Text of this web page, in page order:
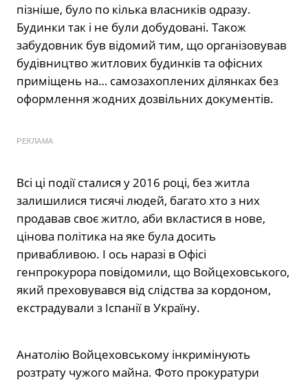
пізніше, було по кілька власників одразу.
Будинки так і не були добудовані. Також
забудовник був відомий тим, що організовував
будівництво житлових будинків та офісних
приміщень на… самозахоплених ділянках без
оформлення жодних дозвільних документів.
РЕКЛАМА
Всі ці події сталися у 2016 році, без житла
залишилися тисячі людей, багато хто з них
продавав своє житло, аби вкластися в нове,
цінова політика на яке була досить
привабливою. І ось наразі в Офісі
генпрокурора повідомили, що Войцеховського,
який преховувався від слідства за кордоном,
екстрадували з Іспанії в Україну.
Анатолію Войцеховському інкримінують
розтрату чужого майна. Фото прокуратури